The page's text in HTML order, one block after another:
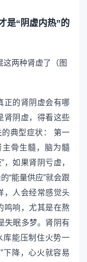
是“阴虚内热”的
正的肾阴虚会有哪
肾阴虚，得看这些
的典型症状： 第一
主骨生髓，脑为髓
，如果肾阴亏虚，
“能量供应”就会跟
，人会经常感觉头
鸣响，尤其是在熬
失眠多梦。肾阴有
库能压制住火势一
下降，心火就容易